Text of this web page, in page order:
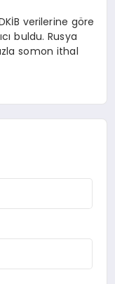
verilerine göre
buldu. Rusya
somon ithal